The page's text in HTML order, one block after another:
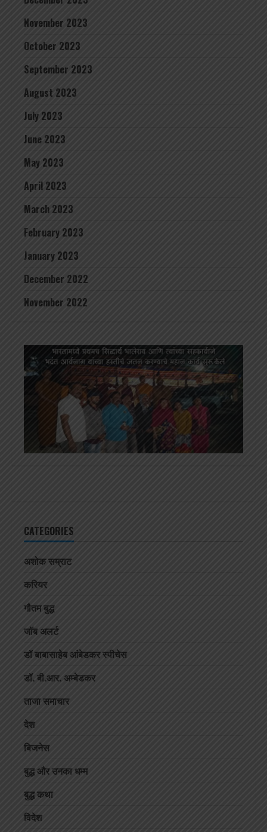
November 2023
October 2023
September 2023
August 2023
July 2023
June 2023
May 2023
April 2023
March 2023
February 2023
January 2023
December 2022
November 2022
CATEGORIES
अशोक सम्राट
करियर
गौतम बुद्ध
जॉब अलर्ट
डॉ बाबासाहेब आंबेडकर स्पीचेस
डॉ. बी.आर. अम्बेडकर
ताजा समाचार
देश
बिजनेस
बुद्ध और उनका धम्म
बुद्ध कथा
विदेश